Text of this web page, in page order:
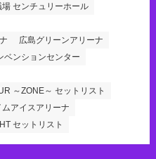
センチュリーホール
広島グリーンアリーナ
ベンションセンター
～ZONE～ セットリスト
アイスアリーナ
セットリスト